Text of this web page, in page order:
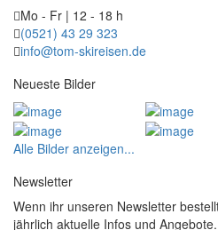
Mo - Fr | 12 - 18 h
(0521) 43 29 323
info@tom-skireisen.de
Neueste Bilder
Alle Bilder anzeigen...
Newsletter
Wenn ihr unseren Newsletter
jährlich aktuelle Infos und Angebote.